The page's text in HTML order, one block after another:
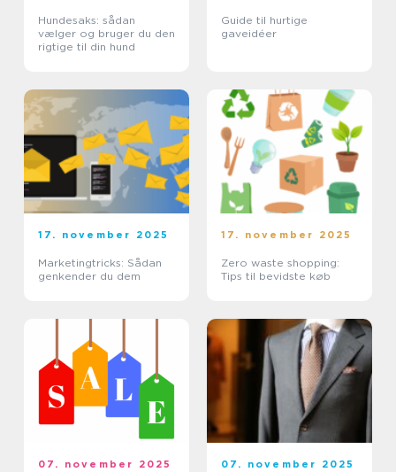
Hundesaks: sådan
vælger og bruger du den
rigtige til din hund
Guide til hurtige
gaveidéer
17. november 2025
Marketingtricks: Sådan
genkender du dem
17. november 2025
Zero waste shopping:
Tips til bevidste køb
07. november 2025 07. november 2025